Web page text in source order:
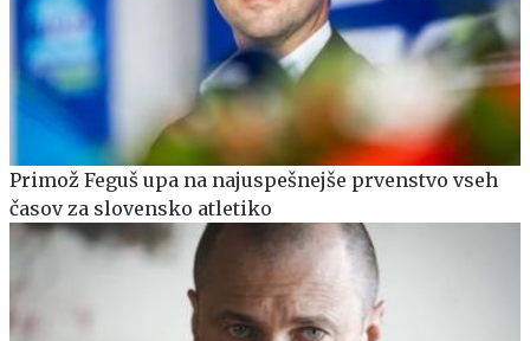
Primož Feguš upa na najuspešnejše prvenstvo vseh
časov za slovensko atletiko